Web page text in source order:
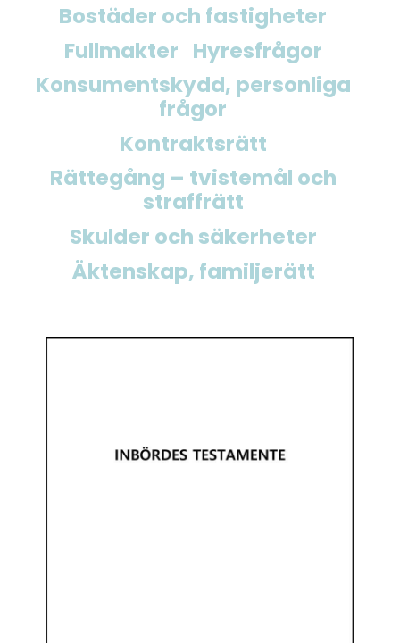
Bostäder och fastigheter
Fullmakter Hyresfrågor
Konsumentskydd, personliga
frågor
Kontraktsrätt
Rättegång – tvistemål och
straffrätt
Skulder och säkerheter
Äktenskap, familjerätt